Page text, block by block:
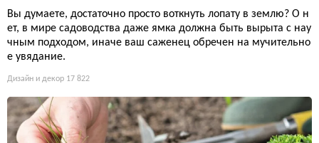
Вы думаете, достаточно просто воткнуть лопату в землю? О н
ет, в мире садоводства даже ямка должна быть вырыта с нау
чным подходом, иначе ваш саженец обречен на мучительно
е увядание.
Дизайн и декор 17 822